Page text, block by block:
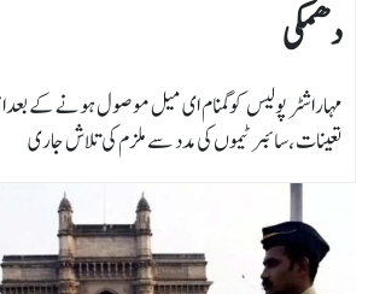
دھمکی
مہاراشٹر پولیس کوگمنام ای میل موصول ہونے کے
تعینات،سائبر ٹیموں کی مدد سے ملزم کی تلاش جاری